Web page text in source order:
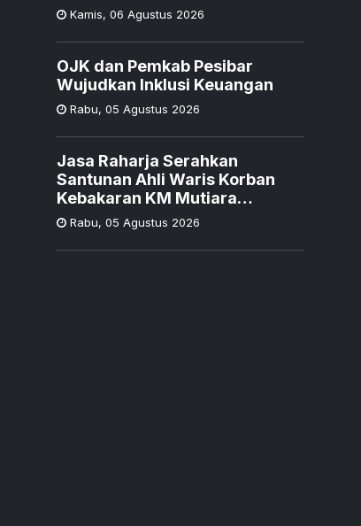
Kamis, 06 Agustus 2026
OJK dan Pemkab Pesibar
Wujudkan Inklusi Keuangan
Rabu, 05 Agustus 2026
Jasa Raharja Serahkan
Santunan Ahli Waris Korban
Kebakaran KM Mutiara
Sentosa II
Rabu, 05 Agustus 2026